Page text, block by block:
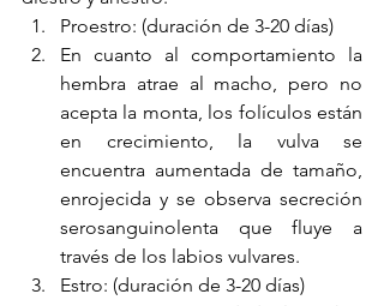
Proestro: (duración de 3-20 días)
En cuanto al comportamiento la
hembra atrae al macho, pero no
acepta la monta, los folículos están
en crecimiento, la vulva se
encuentra aumentada de tamaño,
enrojecida y se observa secreción
serosanguinolenta que fluye a
través de los labios vulvares.
Estro: (duración de 3-20 días)